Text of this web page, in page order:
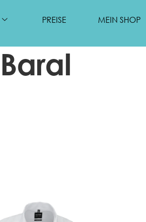
PREISE MEIN SHOP
Baral